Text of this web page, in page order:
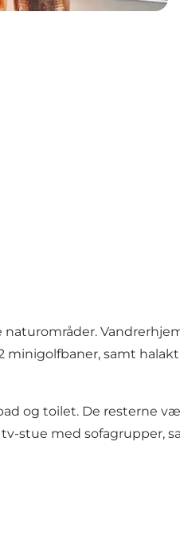
naturområder.
samt
og toilet. De resterne
stue med sofagrupper,